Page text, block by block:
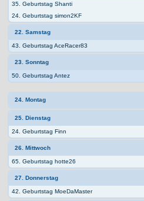
35. Geburtstag Shanti
24. Geburtstag simon2KF
22. Samstag
43. Geburtstag AceRacer83
23. Sonntag
50. Geburtstag Antez
24. Montag
25. Dienstag
24. Geburtstag Finn
26. Mittwoch
65. Geburtstag hotte26
27. Donnerstag
42. Geburtstag MoeDaMaster